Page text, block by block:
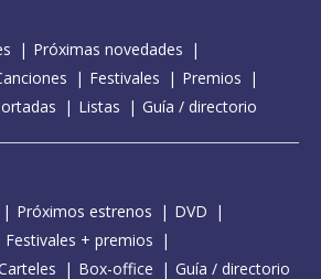
Próximas novedades
Festivales
Premios
Listas Guía / directorio
Próximos estrenos
DVD
Festivales + premios
Box-office Guía / directorio